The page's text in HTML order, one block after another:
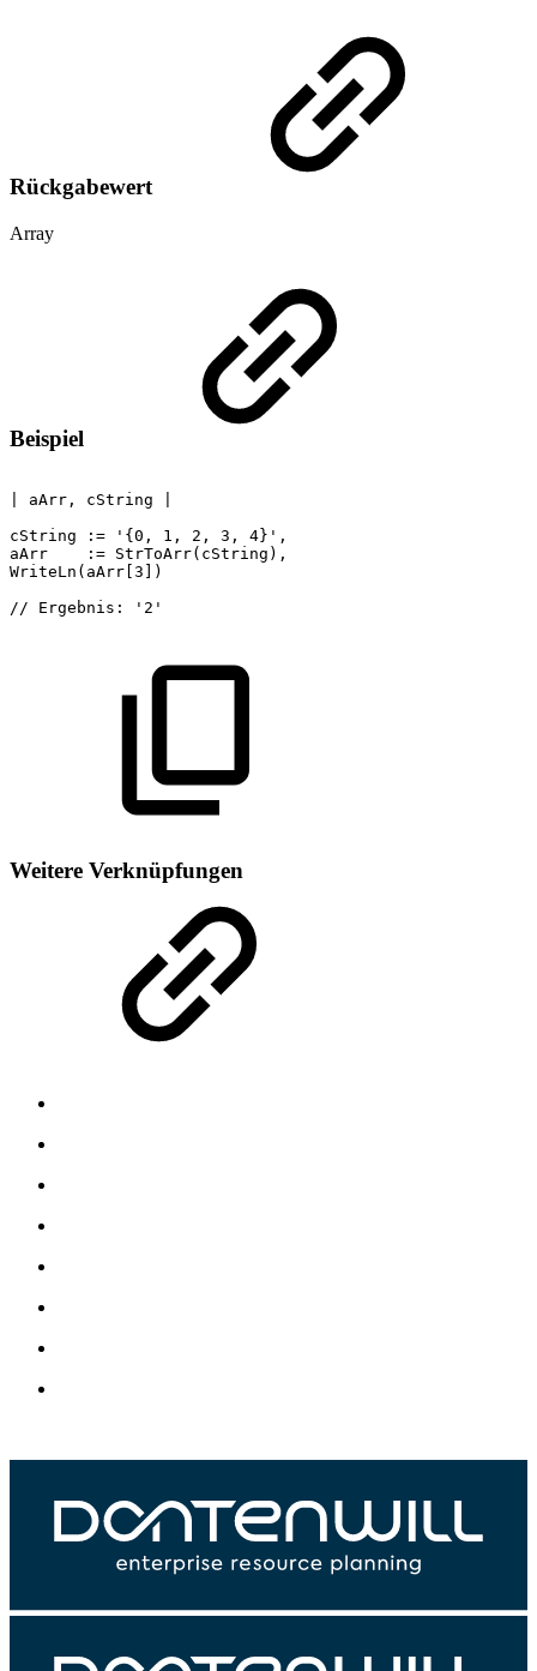
Rückgabewert
Array
Beispiel
aArr, cString
cString
:= '{0, 1, 2, 3,
4}',
aArr
:= StrToArr(cString),
WriteLn(aArr[3])
//
Ergebnis: '2'
Weitere Verknüpfungen